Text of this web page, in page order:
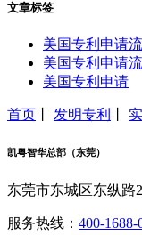
文章标签
美国专利申请
美国专利申请
美国专利申请
首页 发明专利
凯粤智华总部（东莞）
东莞市东城区东纵路
服务热线： 400-1688-